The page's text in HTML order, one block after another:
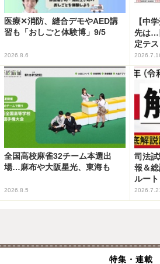
医療✕消防、縫合デモやAED講
習も「おしごと体験博」9/5
2026.8.6
【中
先は…
定テ
全国高校麻雀32チーム本選出
場…麻布や大阪星光、東海も
2026.8.5
司法
報＆
ルート
特集・連載